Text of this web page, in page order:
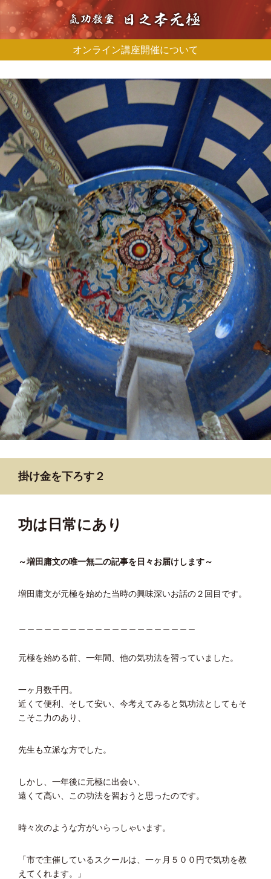
オンライン講座開催について
掛け金を下ろす２
功は日常にあり
～増田庸文の唯一無二の記事を日々お届けします～
増田庸文が元極を始めた当時の興味深いお話の２回目です。
元極を始める前、一年間、他の気功法を習っていました。
一ヶ月数千円。
近くて便利、そして安い、今考えてみると気功法としてもそ
こそこ力のあり、
先生も立派な方でした。
しかし、一年後に元極に出会い、
遠くて高い、この功法を習おうと思ったのです。
時々次のような方がいらっしゃいます。
「市で主催しているスクールは、一ヶ月５００円で気功を教
えてくれます。」